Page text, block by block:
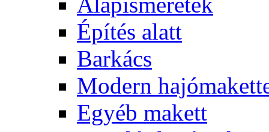
Építés alatt
Barkács
Modern
Egyéb makett